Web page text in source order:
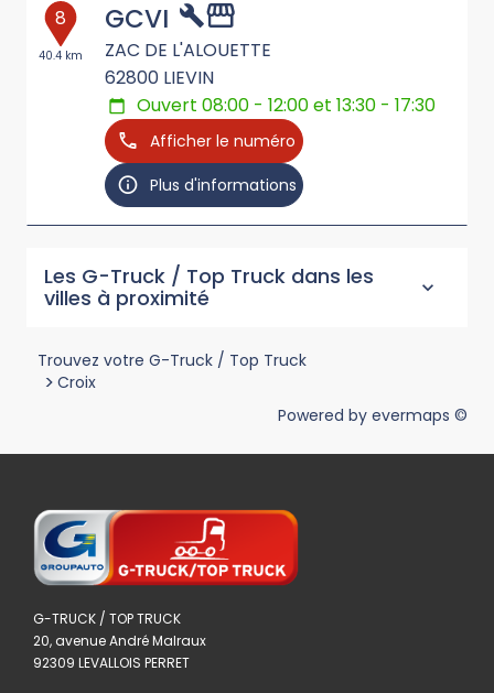
8
40.4 km
GCVI
ZAC DE L'ALOUETTE
62800 LIEVIN
Ouvert 08:00 - 12:00 et 13:30 - 17:30
Afficher le numéro
Plus d'informations
Les G-Truck / Top Truck dans les
villes à proximité
Trouvez votre G-Truck / Top Truck
> Croix
Powered by evermaps ©
G-TRUCK / TOP TRUCK
20, avenue André Malraux
92309 LEVALLOIS PERRET